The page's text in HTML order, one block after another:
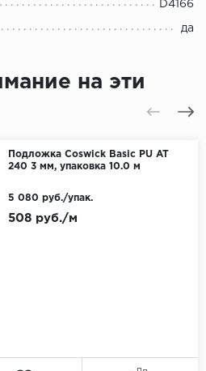
D4166
да
на эти
Подложка Coswick Basic PU AT
240 3 мм, упаковка 10.0 м
508 руб./м
5 080 руб./упак.